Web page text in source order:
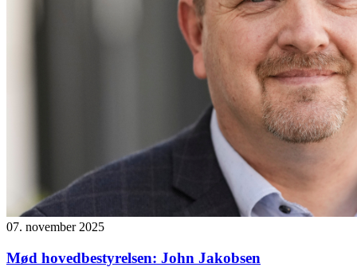
07. november 2025
Mød hovedbestyrelsen: John Jakobsen